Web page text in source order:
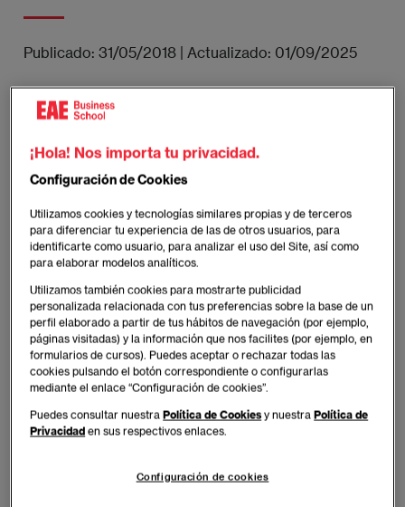
Publicado: 31/05/2018 Actualizado: 01/09/2025
Carlos Salas ha impatido una Masterclass en el
que ha trabajado con los alumnos de forma práctica
los aspectos de la comunicación eficaz y la eficacia
Imagen
¡Hola! Nos importa tu privacidad.
Configuración de Cookies
Utilizamos cookies y tecnologías similares propias y de terceros
para diferenciar tu experiencia de las de otros usuarios, para
identificarte como usuario, para analizar el uso del Site, así como
para elaborar modelos analíticos.
Utilizamos también cookies para mostrarte publicidad
personalizada relacionada con tus preferencias sobre la base de un
perfil elaborado a partir de tus hábitos de navegación (por ejemplo,
páginas visitadas) y la información que nos facilites (por ejemplo, en
formularios de cursos). Puedes aceptar o rechazar todas las
cookies pulsando el botón correspondiente o configurarlas
mediante el enlace “Configuración de cookies”.
Puedes consultar nuestraPolítica de Cookies y nuestraPolítica de
Privacidad en sus respectivos enlaces.
Configuración de cookies